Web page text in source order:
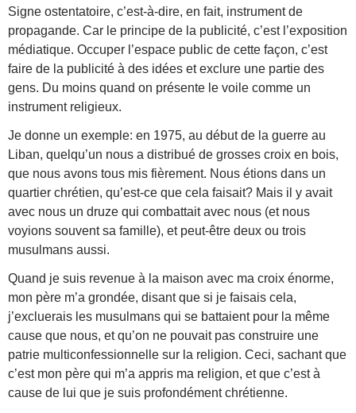
Signe ostentatoire, c’est-à-dire, en fait, instrument de
propagande. Car le principe de la publicité, c’est l’exposition
médiatique. Occuper l’espace public de cette façon, c’est
faire de la publicité à des idées et exclure une partie des
gens. Du moins quand on présente le voile comme un
instrument religieux.
Je donne un exemple: en 1975, au début de la guerre au
Liban, quelqu’un nous a distribué de grosses croix en bois,
que nous avons tous mis fièrement. Nous étions dans un
quartier chrétien, qu’est-ce que cela faisait? Mais il y avait
avec nous un druze qui combattait avec nous (et nous
voyions souvent sa famille), et peut-être deux ou trois
musulmans aussi.
Quand je suis revenue à la maison avec ma croix énorme,
mon père m’a grondée, disant que si je faisais cela,
j’excluerais les musulmans qui se battaient pour la même
cause que nous, et qu’on ne pouvait pas construire une
patrie multiconfessionnelle sur la religion. Ceci, sachant que
c’est mon père qui m’a appris ma religion, et que c’est à
cause de lui que je suis profondément chrétienne.